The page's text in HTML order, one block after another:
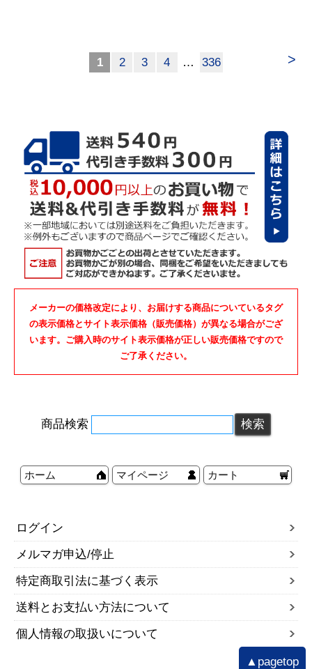
>
1 2 3 4 … 336
メーカーの価格改定により、お届けする商品についているタグ
の表示価格とサイト表示価格（販売価格）が異なる場合がござ
います。ご購入時のサイト表示価格が正しい販売価格ですので
ご了承ください。
商品検索
ホーム マイページ カート
ログイン
メルマガ申込/停止
特定商取引法に基づく表示
送料とお支払い方法について
個人情報の取扱いについて
▲pagetop